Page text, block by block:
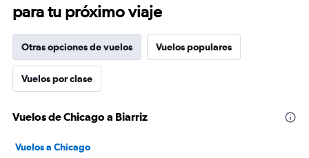
para tu próximo viaje
Otras opciones de vuelos Vuelos populares
Vuelos por clase
Vuelos de Chicago a Biarriz
Vuelos a Chicago